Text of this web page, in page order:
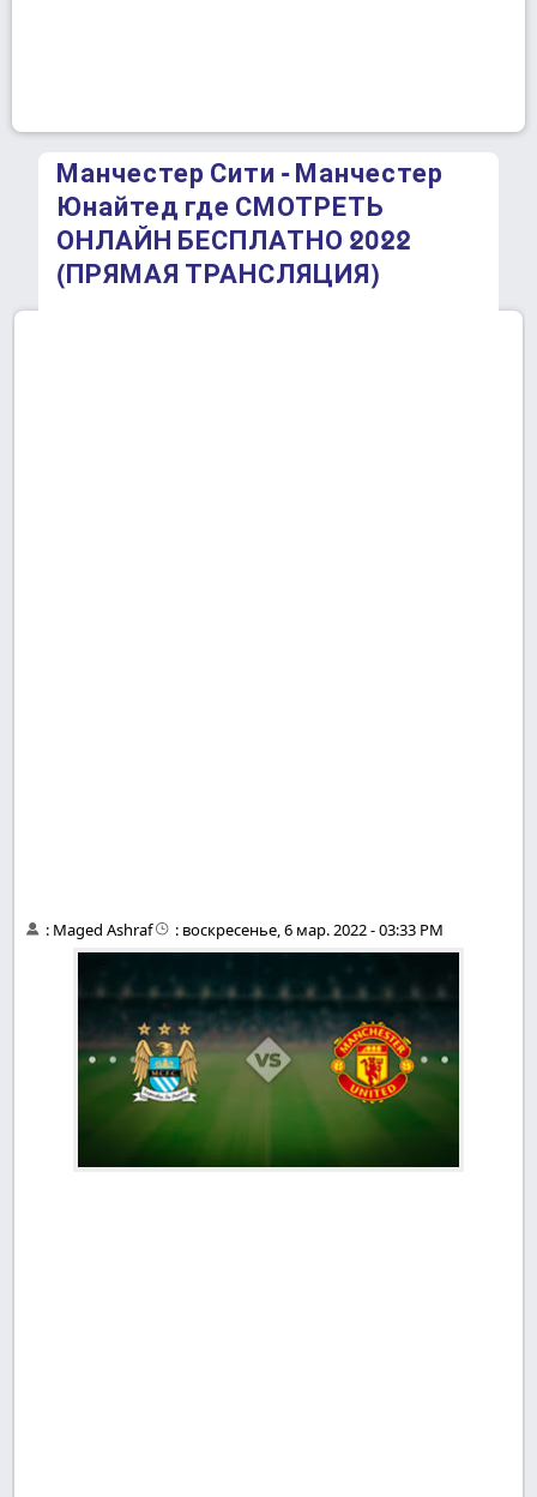
Манчестер Сити - Манчестер
Юнайтед где СМОТРЕТЬ
ОНЛАЙН БЕСПЛАТНО 2022
(ПРЯМАЯ ТРАНСЛЯЦИЯ)
: Maged Ashraf : воскресенье, 6 мар. 2022 - 03:33 PM